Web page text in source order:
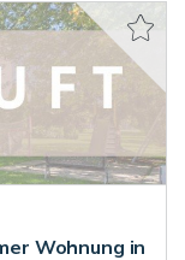
Wohnung in